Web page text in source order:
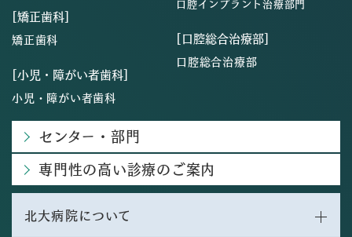
[矯正歯科]
矯正歯科
[小児・障がい者歯科]
小児・障がい者歯科
口腔インプラント治療部門
[口腔総合治療部]
口腔総合治療部
センター・部門
専門性の高い診療のご案内
北大病院について